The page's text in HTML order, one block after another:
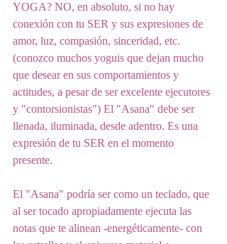
YOGA? NO, en absoluto, si no hay
conexión con tu SER y sus expresiones de
amor, luz, compasión, sinceridad, etc.
(conozco muchos yoguis que dejan mucho
que desear en sus comportamientos y
actitudes, a pesar de ser excelente ejecutores
y "contorsionistas") El "Asana" debe ser
llenada, iluminada, desde adentro. Es una
expresión de tu SER en el momento
presente.
El "Asana" podría ser como un teclado, que
al ser tocado apropiadamente ejecuta las
notas que te alinean -energéticamente- con